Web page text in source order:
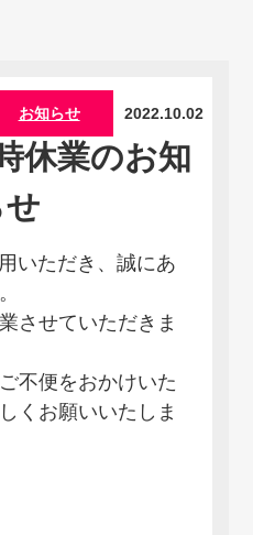
お知らせ 2022.10.02
休業のお知
せ
いただき、誠にあ
させていただきま
不便をおかけいた
くお願いいたしま